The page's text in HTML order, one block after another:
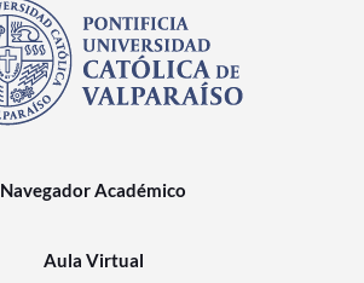
Navegador Académico
Aula Virtual